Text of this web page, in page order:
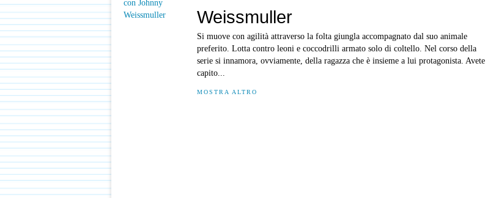
Weissmuller
Si muove con agilità attraverso la folta giungla accompagnato dal suo animale
preferito. Lotta contro leoni e coccodrilli armato solo di coltello. Nel corso della
serie si innamora, ovviamente, della ragazza che è insieme a lui protagonista. Avete
capito...
MOSTRA ALTRO